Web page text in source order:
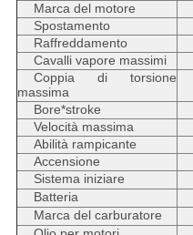
Marca del motore
Spostamento
Raffreddamento
Cavalli vapore massimi
Coppia di torsione
massima
Bore*stroke
Velocità massima
Abilità rampicante
Accensione
Sistema iniziare
Batteria
Marca del carburatore